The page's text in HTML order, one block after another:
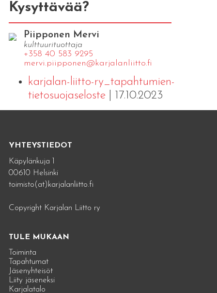
Kysyttävää?
Piipponen Mervi
kulttuurituottaja
+358 40 583 9295
mervi.​piipponen@​kar​jala​nlii​tto.​fi
karjalan-liitto-ry_tapahtumien-
tietosuojaseloste| 17.10.2023
YHTEYSTIEDOT
Käpylänkuja 1
00610 Helsinki
toimisto(at)karjalanliitto.fi
Copyright Karjalan Liitto ry
TULE MUKAAN
Toiminta
Tapahtumat
Jäsenyhteisöt
Liity jäseneksi
Karjalatalo